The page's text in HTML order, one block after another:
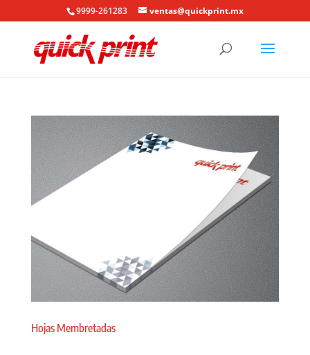
9999-261283 ventas@quickprint.mx
Hojas Membretadas